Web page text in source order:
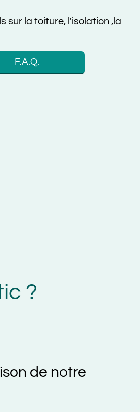
l'isolation ,la
notre